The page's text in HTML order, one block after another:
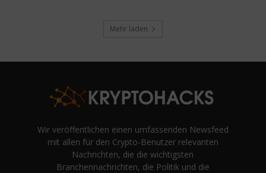
Mehr laden
Wir veröffentlichen einen umfassenden Newsfeed
mit allen für den Crypto-Benutzer relevanten
Nachrichten, die die wichtigsten
Branchennachrichten, die Politik und die